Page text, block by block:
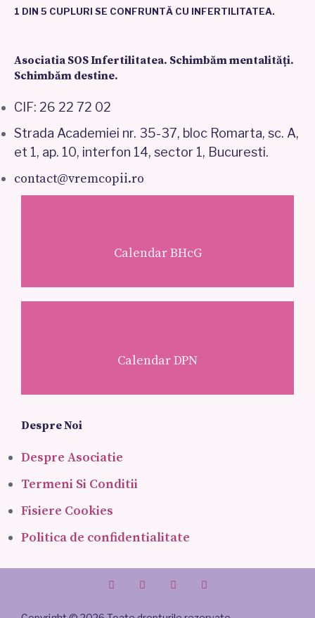
1 DIN 5 CUPLURI SE CONFRUNTĂ CU INFERTILITATEA.
Asociatia SOS Infertilitatea. Schimbăm mentalități.
Schimbăm destine.
CIF: 26 22 72 02
Strada Academiei nr. 35-37, bloc Romarta, sc. A,
et 1, ap. 10, interfon 14, sector 1, Bucuresti.
contact@vremcopii.ro
Calendar BHcG
Calendar DPN
Despre Noi
Despre Asociatie
Termeni Si Conditii
Fisiere Cookies
Politica de confidentialitate